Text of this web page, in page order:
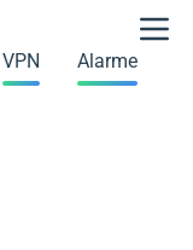
VPN Alarme